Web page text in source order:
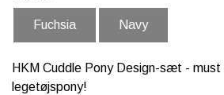
Fuchsia Navy
HKM Cuddle Pony Design-sæt -
legetøjspony!